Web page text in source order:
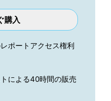
購入
ポートアクセス権利
による40時間の販売